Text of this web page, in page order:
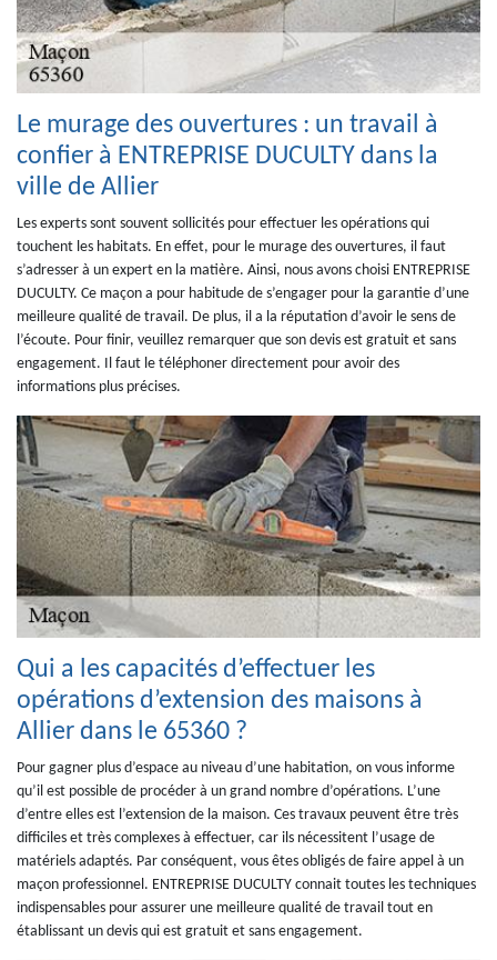
Le murage des ouvertures : un travail à
confier à ENTREPRISE DUCULTY dans la
ville de Allier
Les experts sont souvent sollicités pour effectuer les opérations qui
touchent les habitats. En effet, pour le murage des ouvertures, il faut
s’adresser à un expert en la matière. Ainsi, nous avons choisi ENTREPRISE
DUCULTY. Ce maçon a pour habitude de s’engager pour la garantie d’une
meilleure qualité de travail. De plus, il a la réputation d’avoir le sens de
l’écoute. Pour finir, veuillez remarquer que son devis est gratuit et sans
engagement. Il faut le téléphoner directement pour avoir des
informations plus précises.
Qui a les capacités d’effectuer les
opérations d’extension des maisons à
Allier dans le 65360 ?
Pour gagner plus d’espace au niveau d’une habitation, on vous informe
qu’il est possible de procéder à un grand nombre d’opérations. L’une
d’entre elles est l’extension de la maison. Ces travaux peuvent être très
difficiles et très complexes à effectuer, car ils nécessitent l’usage de
matériels adaptés. Par conséquent, vous êtes obligés de faire appel à un
maçon professionnel. ENTREPRISE DUCULTY connait toutes les techniques
indispensables pour assurer une meilleure qualité de travail tout en
établissant un devis qui est gratuit et sans engagement.